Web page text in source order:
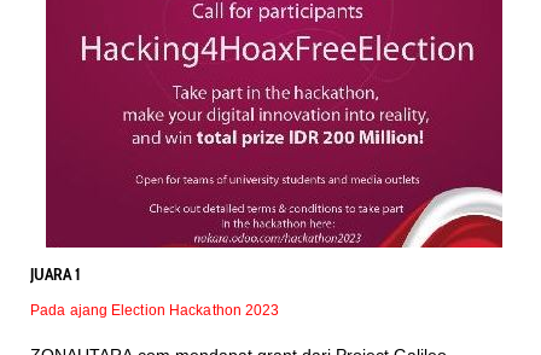
JUARA 1
Pada ajang Election Hackathon 2023